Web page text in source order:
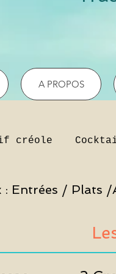
A PROPOS
créole
: Entrées / Plats